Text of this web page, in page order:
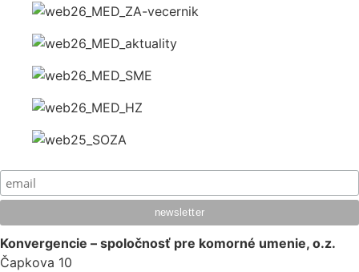
Konvergencie – spoločnosť pre komorné umenie, o.z.
Čapkova 10